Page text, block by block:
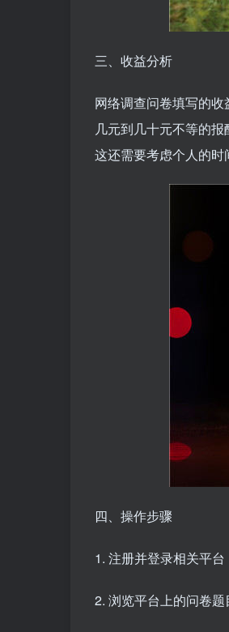
三、收益分析
网络调查问卷填写的
几元到几十元不等的
这还需要考虑个人的时
四、操作步骤
1. 注册并登录相关平台
2. 浏览平台上的问卷